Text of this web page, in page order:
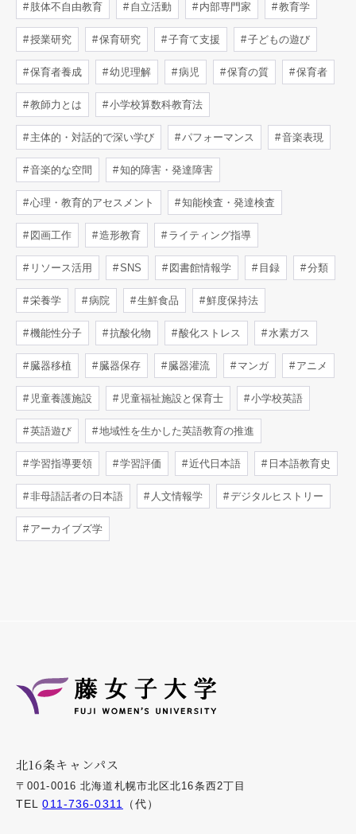
肢体不自由教育 自立活動 内部専門家 教育学
授業研究 保育研究 子育て支援 子どもの遊び
保育者養成 幼児理解 病児 保育の質 保育者
教師力とは 小学校算数科教育法
主体的・対話的で深い学び パフォーマンス 音楽表現
音楽的な空間 知的障害・発達障害
心理・教育的アセスメント 知能検査・発達検査
図画工作 造形教育 ライティング指導
リソース活用 SNS 図書館情報学 目録 分類
栄養学 病院 生鮮食品 鮮度保持法
機能性分子 抗酸化物 酸化ストレス 水素ガス
臓器移植 臓器保存 臓器灌流 マンガ アニメ
児童養護施設 児童福祉施設と保育士 小学校英語
英語遊び 地域性を生かした英語教育の推進
学習指導要領 学習評価 近代日本語 日本語教育史
非母語話者の日本語 人文情報学 デジタルヒストリー
アーカイブズ学
北16条キャンパス
〒001-0016 北海道札幌市北区北16条西2丁目
TEL011-736-0311 （代）